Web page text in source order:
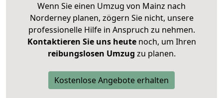
Wenn Sie einen Umzug von Mainz nach
Norderney planen, zögern Sie nicht, unsere
professionelle Hilfe in Anspruch zu nehmen.
Kontaktieren Sie uns heutenoch, um Ihren
reibungslosen Umzug zu planen.
Kostenlose Angebote erhalten